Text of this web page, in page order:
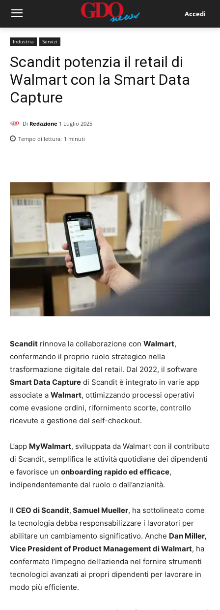
Accedi
Industria Servizi
Scandit potenzia il retail di
Walmart con la Smart Data
Capture
Di Redazione 1 Luglio 2025
Tempo di lettura: 1 minuti
Scandit rinnova la collaborazione con Walmart,
confermando il proprio ruolo strategico nella
trasformazione digitale del retail. Dal 2022, il software
Smart Data Capture di Scandit è integrato in varie app
associate a Walmart, ottimizzando processi operativi
come evasione ordini, rifornimento scorte, controllo
ricevute e gestione del self-checkout.
L’app MyWalmart, sviluppata da Walmart con il contributo
di Scandit, semplifica le attività quotidiane dei dipendenti
e favorisce un onboarding rapido ed efficace,
indipendentemente dal ruolo o dall’anzianità.
Il CEO di Scandit, Samuel Mueller, ha sottolineato come
la tecnologia debba responsabilizzare i lavoratori per
abilitare un cambiamento significativo. Anche Dan Miller,
Vice President of Product Management di Walmart, ha
confermato l’impegno dell’azienda nel fornire strumenti
tecnologici avanzati ai propri dipendenti per lavorare in
modo più efficiente.